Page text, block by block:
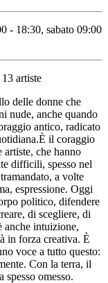
- 18:30, sabato 09:00
artiste
delle donne che
nude, anche quando
antico, radicato
il coraggio
che hanno
difficili, spesso nel
a volte
espressione. Oggi
politico, difendere
di scegliere, di
anche intuizione,
in forza creativa. È
voce a tutto questo:
Con la terra, il
omesso.